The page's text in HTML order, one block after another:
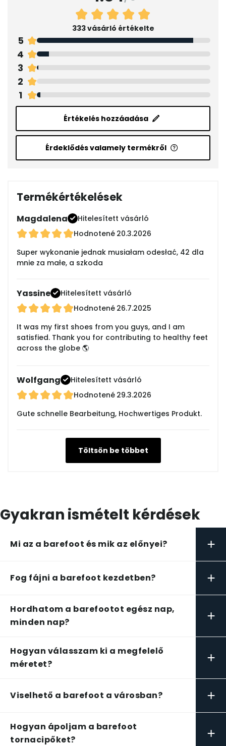
333 vásárló értékelte
5
4
3
2
1
Értékelés hozzáadása
Érdeklődés valamely termékről
Termékértékelések
Magdalena
Hitelesített vásárló
Hodnotené 20.3.2026
Super wykonanie jednak musiałam odesłać, 42 dla
mnie za małe, a szkoda
Yassine
Hitelesített vásárló
Hodnotené 26.7.2025
It was my first shoes from you guys, and I am
satisfied. Thank you for contributing to healthy feet
across the globe 🌎
Wolfgang
Hitelesített vásárló
Hodnotené 29.3.2026
Gute schnelle Bearbeitung, Hochwertiges Produkt.
Töltsön be többet
Gyakran ismételt kérdések
Mi az a barefoot és mik az előnyei? +
Fog fájni a barefoot kezdetben? +
Hordhatom a barefootot egész nap,
minden nap?
+
Hogyan válasszam ki a megfelelő
méretet?
+
Viselhető a barefoot a városban? +
Hogyan ápoljam a barefoot
tornacipőket?
+